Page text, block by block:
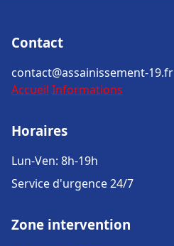
Contact
contact@assainissement-19.fr
Accueil Informations
Horaires
Lun-Ven: 8h-19h
Service d'urgence 24/7
Zone intervention